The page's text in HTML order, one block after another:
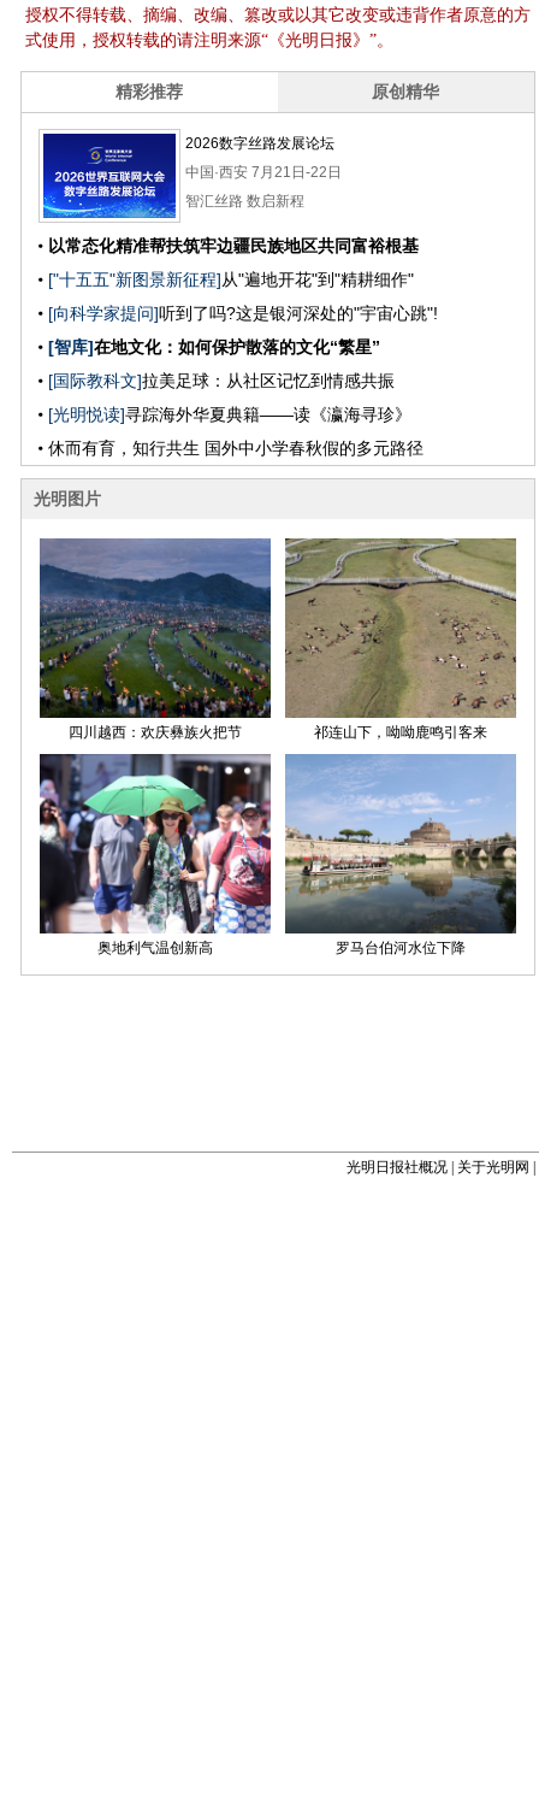
授权不得转载、摘编、改编、篡改或以其它改变或违背作者原意的方
式使用，授权转载的请注明来源“《光明日报》”。
光明日报社概况 关于光明网